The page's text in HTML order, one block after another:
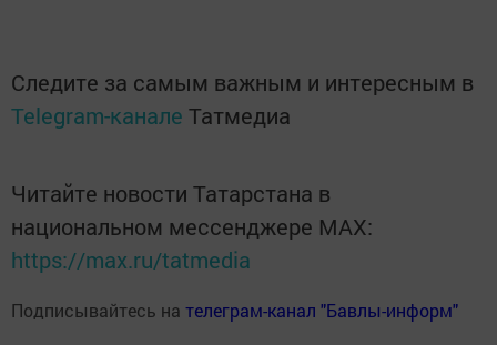
Следите за самым важным и интересным в
Telegram-канале Татмедиа
Читайте новости Татарстана в
национальном мессенджере MАХ:
https://max.ru/tatmedia
Подписывайтесь на телеграм-канал "Бавлы-информ"